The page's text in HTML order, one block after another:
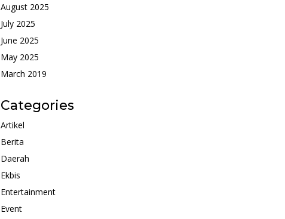
August 2025
July 2025
June 2025
May 2025
March 2019
Categories
Artikel
Berita
Daerah
Ekbis
Entertainment
Event